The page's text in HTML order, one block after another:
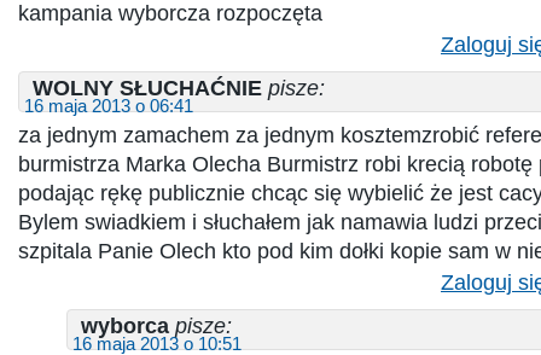
kampania wyborcza rozpoczęta
Zaloguj
WOLNY SŁUCHAĆNIE pisze:
16 maja 2013 o 06:41
za jednym zamachem za jednym kosztemzrobić
burmistrza Marka Olecha Burmistrz robi krecią robotę
podając rękę publicznie chcąc się wybielić że jest
Bylem swiadkiem i słuchałem jak namawia ludzi
szpitala Panie Olech kto pod kim dołki kopie sam w
Zaloguj
wyborca pisze:
16 maja 2013 o 10:51